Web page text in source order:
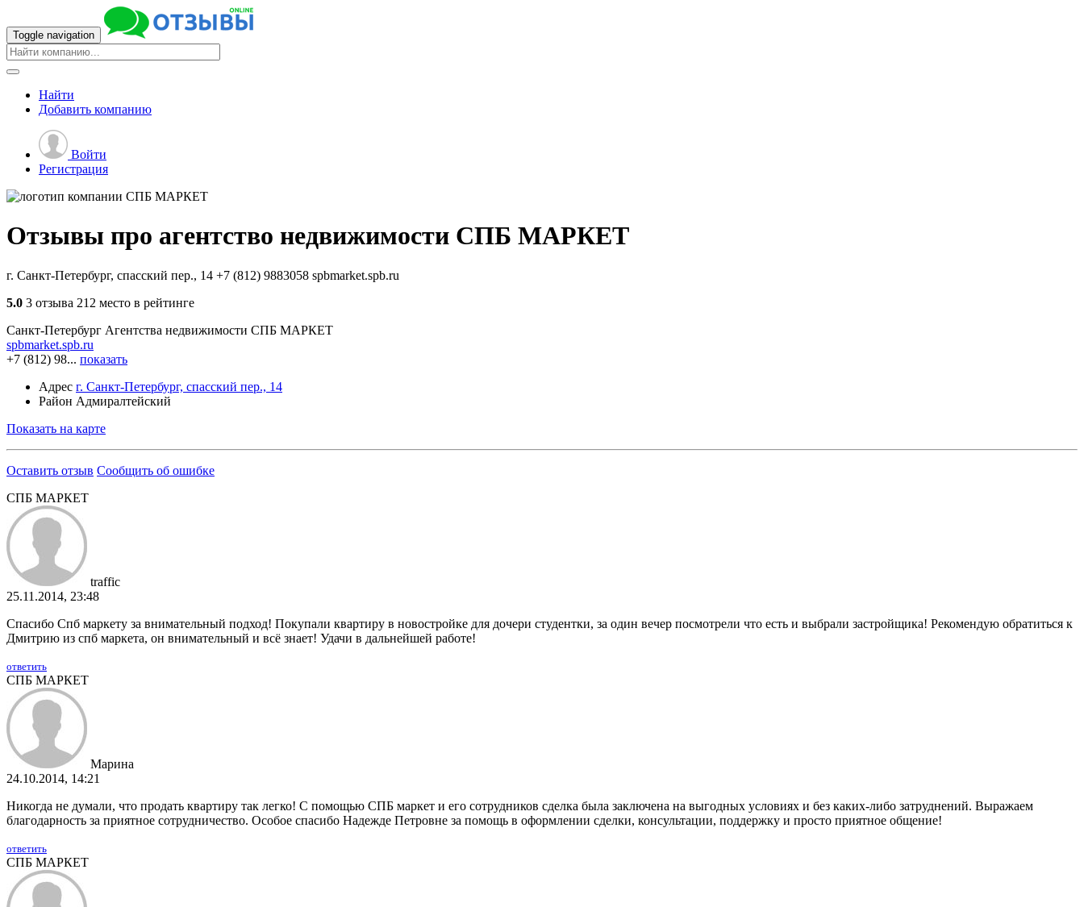
Toggle navigation
Найти
Добавить компанию
Войти
Регистрация
Отзывы про агентство недвижимости СПБ МАРКЕТ
г. Санкт-Петербург, спасский пер., 14 +7 (812) 9883058 spbmarket.spb.ru
5.0 3 отзыва 212 место в рейтинге
Санкт-Петербург Агентства недвижимости СПБ МАРКЕТ
spbmarket.spb.ru
+7 (812) 98... показать
Адрес г. Санкт-Петербург, спасский пер., 14
Район Адмиралтейский
Показать на карте
Оставить отзыв Сообщить об ошибке
СПБ МАРКЕТ
traffic
25.11.2014, 23:48
Спасибо Спб маркету за внимательный подход! Покупали квартиру в новостройке для дочери студентки, за один вечер посмотрели что есть и выбрали застройщика! Рекомендую обратиться к
Дмитрию из спб маркета, он внимательный и всё знает! Удачи в дальнейшей работе!
ответить
СПБ МАРКЕТ
Марина
24.10.2014, 14:21
Никогда не думали, что продать квартиру так легко! С помощью СПБ маркет и его сотрудников сделка была заключена на выгодных условиях и без каких-либо затруднений. Выражаем
благодарность за приятное сотрудничество. Особое спасибо Надежде Петровне за помощь в оформлении сделки, консультации, поддержку и просто приятное общение!
ответить
СПБ МАРКЕТ